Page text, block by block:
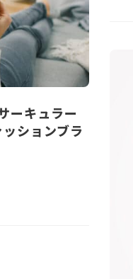
ーキュラー
ションブラ